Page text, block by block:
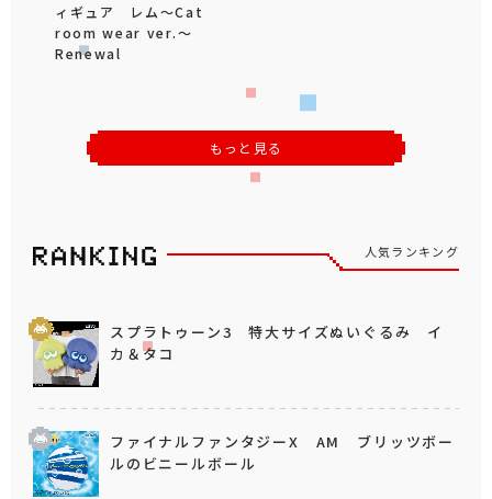
ィギュア レム～Cat
room wear ver.～
Renewal
もっと見る
人気ランキング
スプラトゥーン3 特大サイズぬいぐるみ イ
カ＆タコ
ファイナルファンタジーX AM ブリッツボー
ルのビニールボール